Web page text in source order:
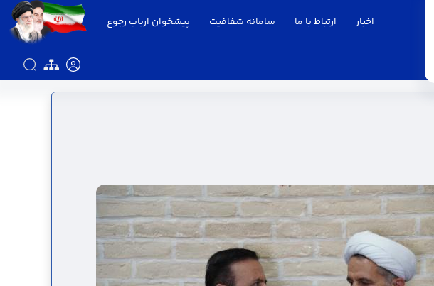
اخبار ارتباط با ما سامانه شفافیت پیشخوان ارباب رجوع